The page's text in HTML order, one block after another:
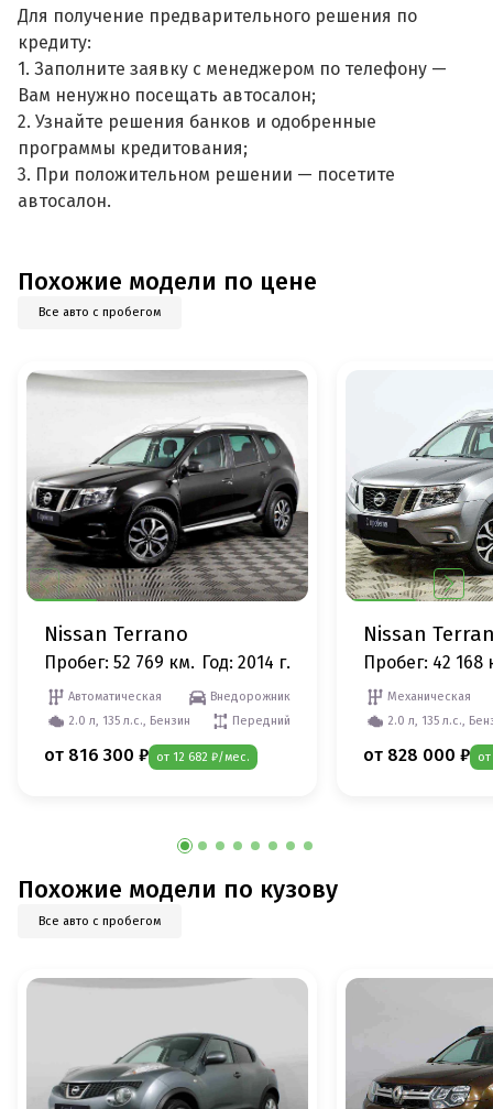
Для получение предварительного решения по
кредиту:
1. Заполните заявку с менеджером по телефону —
Вам ненужно посещать автосалон;
2. Узнайте решения банков и одобренные
программы кредитования;
3. При положительном решении — посетите
автосалон.
Похожие модели по цене
Все авто с пробегом
Nissan Terrano
Пробег: 52 769 км. Год: 2014 г.
Автоматическая
Внедорожник
2.0 л, 135 л.с., Бензин
Передний
от 816 300 ₽ от 12 682 ₽/мес.
Nissan
Пробег: 42 168
Механическая
2.0 л, 135 л.с.,
от 828 000 ₽
Похожие модели по кузову
Все авто с пробегом